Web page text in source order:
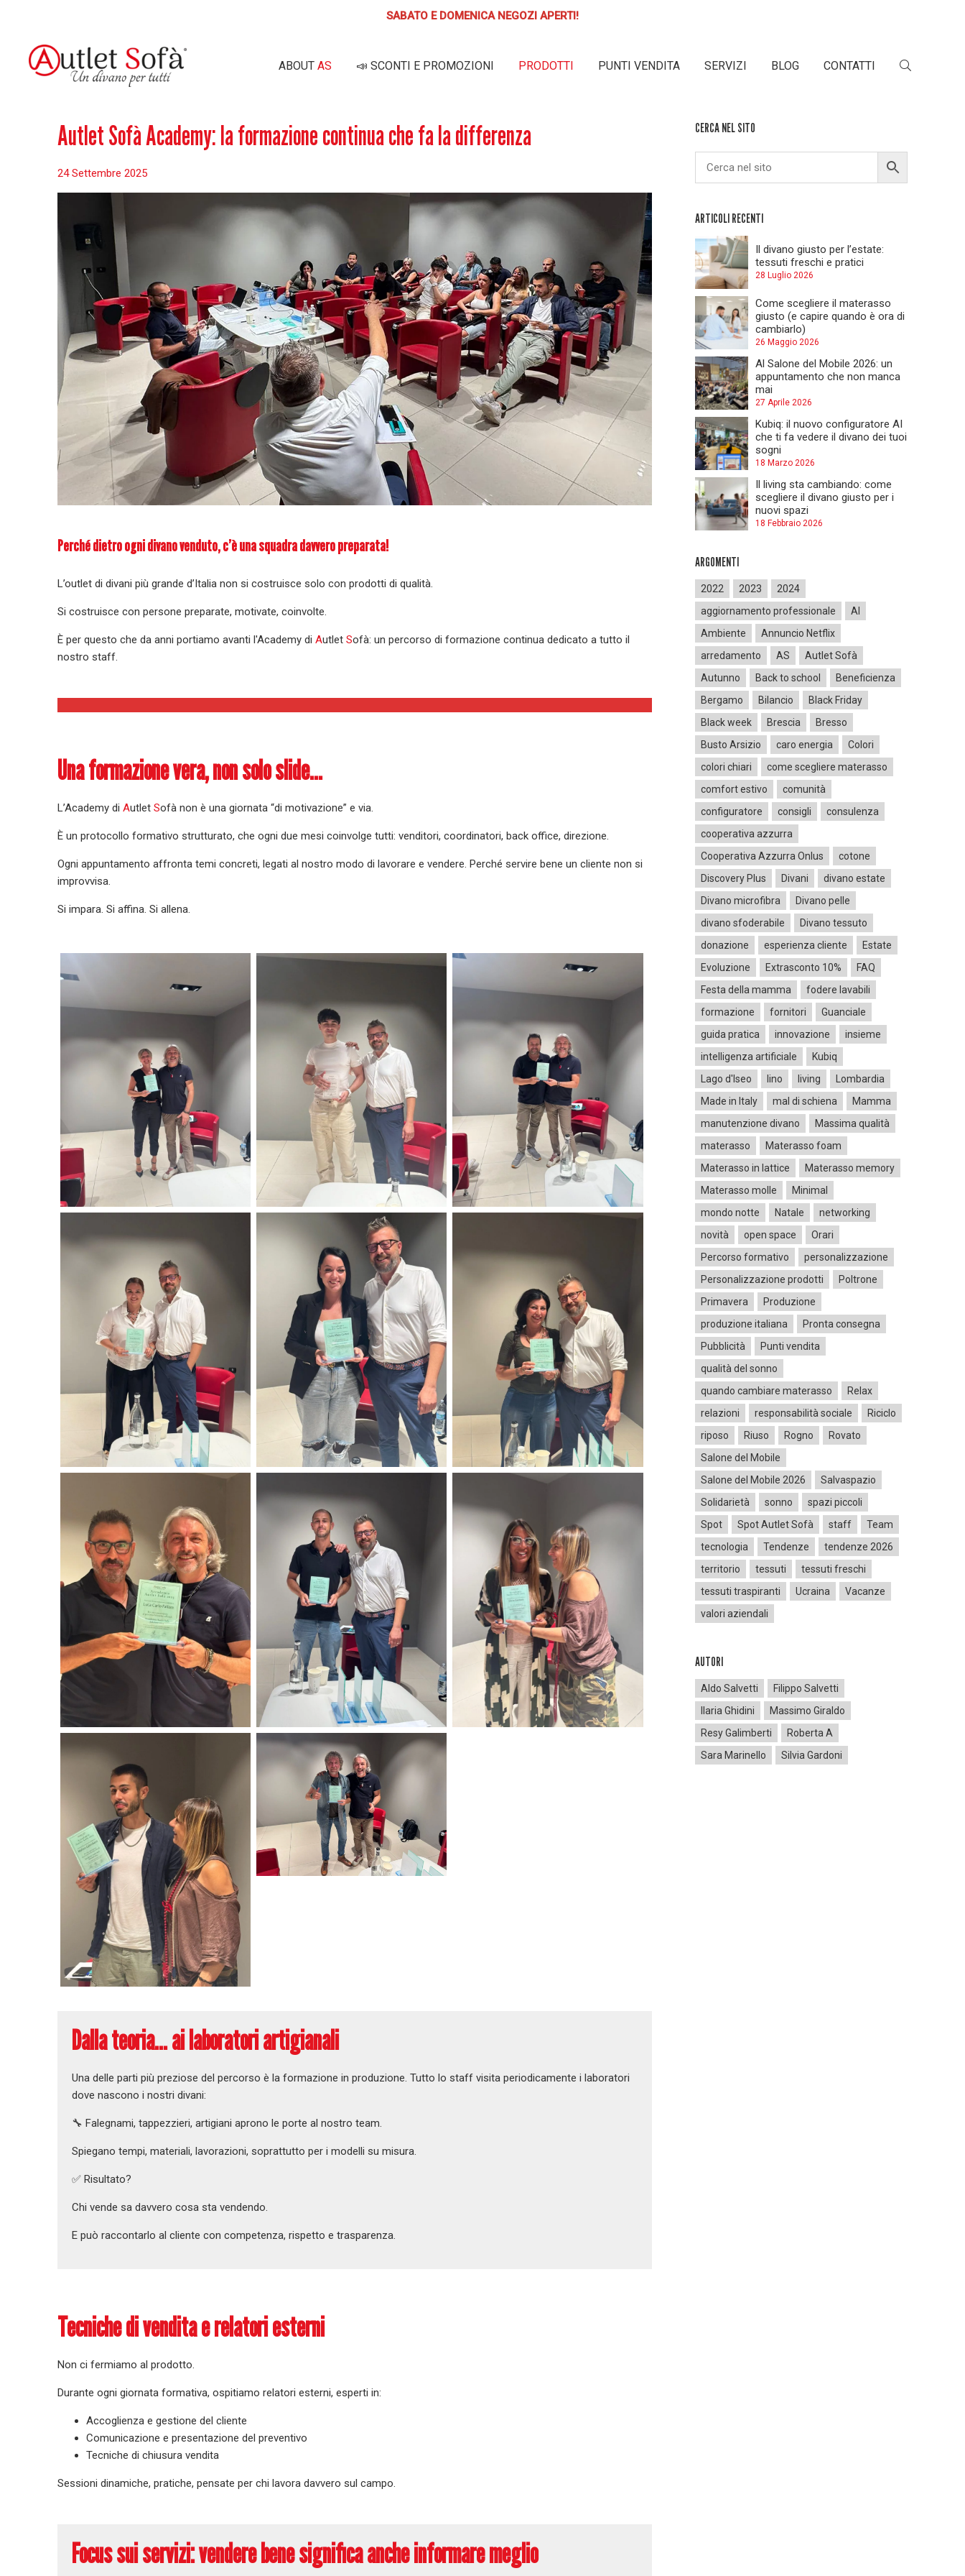
SABATO E DOMENICA NEGOZI APERTI!
ABOUT AS 📣 SCONTI E PROMOZIONI PRODOTTI PUNTI VENDITA SERVIZI BLOG CONTATTI
AutletSofà Academy: la formazione continua che fa la differenza
24 Settembre 2025
Perché dietro ogni divano venduto, c’è una squadra davvero preparata!
L’outlet di divani più grande d’Italia non si costruisce solo con prodotti di qualità.
Si costruisce con persone preparate, motivate, coinvolte.
È per questo che da anni portiamo avanti l'Academy di Autlet Sofà: un percorso di formazione continua dedicato a tutto il
nostro staff.
Una formazione vera, non solo slide…
L’Academy di Autlet Sofà non è una giornata “di motivazione” e via.
È un protocollo formativo strutturato, che ogni due mesi coinvolge tutti: venditori, coordinatori, back office, direzione.
Ogni appuntamento affronta temi concreti, legati al nostro modo di lavorare e vendere. Perché servire bene un cliente non si
improvvisa.
Si impara. Si affina. Si allena.
Dalla teoria… ai laboratori artigianali
Una delle parti più preziose del percorso è la formazione in produzione. Tutto lo staff visita periodicamente i laboratori
dove nascono i nostri divani:
🔧 Falegnami, tappezzieri, artigiani aprono le porte al nostro team.
Spiegano tempi, materiali, lavorazioni, soprattutto per i modelli su misura.
✅ Risultato?
Chi vende sa davvero cosa sta vendendo.
E può raccontarlo al cliente con competenza, rispetto e trasparenza.
Tecniche di vendita e relatori esterni
Non ci fermiamo al prodotto.
Durante ogni giornata formativa, ospitiamo relatori esterni, esperti in:
Accoglienza e gestione del cliente
Comunicazione e presentazione del preventivo
Tecniche di chiusura vendita
Sessioni dinamiche, pratiche, pensate per chi lavora davvero sul campo.
Focus sui servizi: vendere bene significa anche informare meglio
CERCA NEL SITO
ARTICOLI RECENTI
Il divano giusto per l’estate:
tessuti freschi e pratici
28 Luglio 2026
Come scegliere il materasso
giusto (e capire quando è ora di
cambiarlo)
26 Maggio 2026
Al Salone del Mobile 2026: un
appuntamento che non manca
mai
27 Aprile 2026
Kubiq: il nuovo configuratore AI
che ti fa vedere il divano dei tuoi
sogni
18 Marzo 2026
Il living sta cambiando: come
scegliere il divano giusto per i
nuovi spazi
18 Febbraio 2026
ARGOMENTI
2022 2023
2024
aggiornamento professionale
AI
Ambiente
Annuncio Netflix
arredamento
AS
Autlet Sofà
Autunno
Back to school
Beneficienza
Bergamo
Bilancio
Black Friday
Black week
Brescia
Bresso
Busto Arsizio
caro energia
Colori
colori chiari
come scegliere materasso
comfort estivo
comunità
configuratore
consigli
consulenza
cooperativa azzurra
Cooperativa Azzurra Onlus
cotone
Discovery Plus
Divani
divano estate
Divano microfibra
Divano pelle
divano sfoderabile
Divano tessuto
donazione
esperienza cliente
Estate
Evoluzione
Extrasconto 10%
FAQ
Festa della mamma
fodere lavabili
formazione
fornitori
Guanciale
guida pratica
innovazione
insieme
intelligenza artificiale
Kubiq
Lago d'Iseo
lino living
Lombardia
Made in Italy
mal di schiena
Mamma
manutenzione divano
Massima qualità
materasso
Materasso foam
Materasso in lattice
Materasso memory
Materasso molle
Minimal
mondo notte
Natale
networking
novità
open space
Orari
Percorso formativo
personalizzazione
Personalizzazione prodotti
Poltrone
Primavera
Produzione
produzione italiana
Pronta consegna
Pubblicità
Punti vendita
qualità del sonno
quando cambiare materasso
Relax
relazioni
responsabilità sociale
Riciclo
riposo
Riuso Rogno
Rovato
Salone del Mobile
Salone del Mobile 2026
Salvaspazio
Solidarietà
sonno
spazi piccoli
Spot
Spot Autlet Sofà staff
Team
tecnologia
Tendenze
tendenze 2026
territorio
tessuti
tessuti freschi
tessuti traspiranti
Ucraina
Vacanze
valori aziendali
AUTORI
Aldo Salvetti
Filippo Salvetti
Ilaria Ghidini
Massimo Giraldo
Resy Galimberti
Roberta A
Sara Marinello
Silvia Gardoni